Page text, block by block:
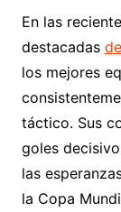
En las
destacadas
los mejores
táctico. Sus
goles
las
la Copa